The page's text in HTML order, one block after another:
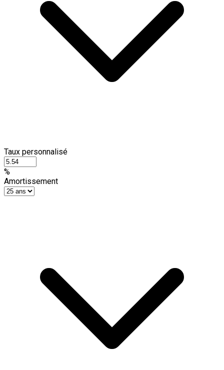
Taux personnalisé
%
Amortissement